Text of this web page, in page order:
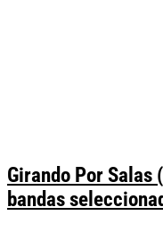
Girando Por Salas
bandas